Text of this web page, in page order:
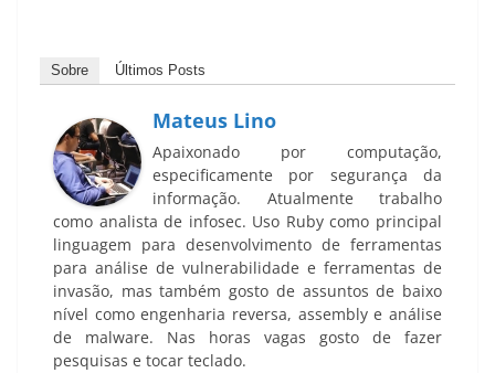
Sobre Últimos Posts
Mateus Lino
Apaixonado por computação,
especificamente por segurança da
informação. Atualmente trabalho
como analista de infosec. Uso Ruby como principal
linguagem para desenvolvimento de ferramentas
para análise de vulnerabilidade e ferramentas de
invasão, mas também gosto de assuntos de baixo
nível como engenharia reversa, assembly e análise
de malware. Nas horas vagas gosto de fazer
pesquisas e tocar teclado.